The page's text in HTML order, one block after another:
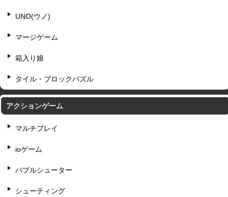
UNO(ウノ)
マージゲーム
箱入り娘
タイル・ブロックパズル
アクションゲーム
マルチプレイ
ioゲーム
バブルシューター
シューティング